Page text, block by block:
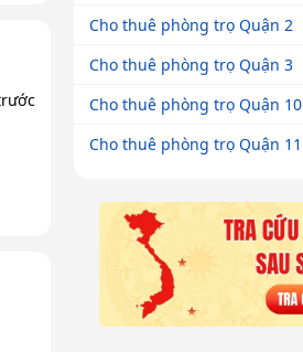
Cho thuê phòng trọ Quận 2
Cho thuê phòng trọ Quận 3
Cho thuê phòng trọ Quận 10
Cho thuê phòng trọ Quận 11